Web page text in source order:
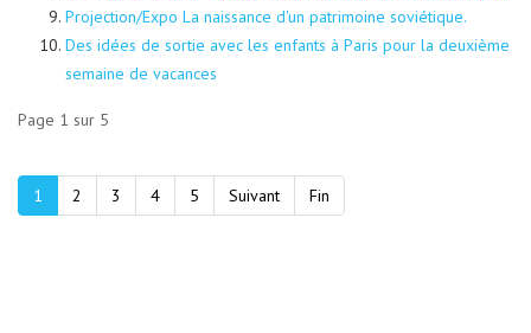
Projection/Expo La naissance d'un patrimoine soviétique.
Des idées de sortie avec les enfants à Paris pour la deuxième
semaine de vacances
Page 1 sur 5
1 2 3 4 5 Suivant Fin